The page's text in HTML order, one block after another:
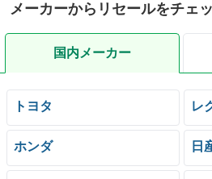
メーカーからリセールをチェ
国内メーカー
トヨタ レ
ホンダ 日